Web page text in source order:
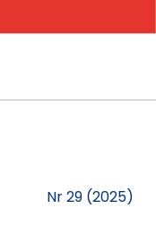
Nr 29 (2025)